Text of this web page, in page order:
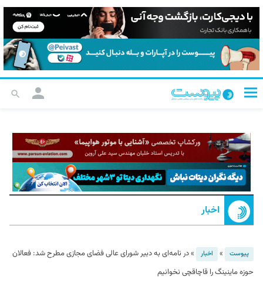
اخبار
پیوست » اخبار »در نامه‌ای به دبیر شورای عالی فضای مجازی مطرح شد: فعالان
حوزه ماینینگ را قاچاقچی نخوانیم